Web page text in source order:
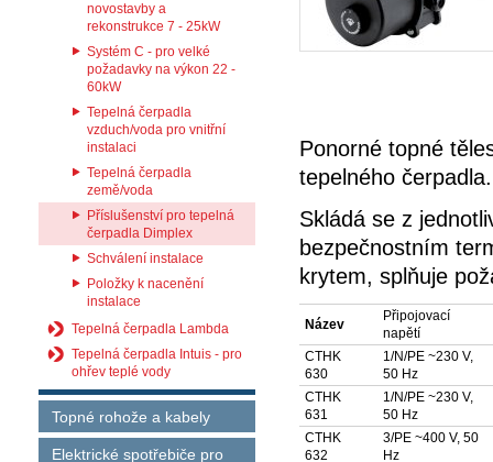
novostavby a
rekonstrukce 7 - 25kW
Systém C - pro velké
požadavky na výkon 22 -
60kW
Tepelná čerpadla
vzduch/voda pro vnitřní
instalaci
Tepelná čerpadla
země/voda
Příslušenství pro tepelná
čerpadla Dimplex
Schválení instalace
Položky k nacenění
instalace
Tepelná čerpadla Lambda
Tepelná čerpadla Intuis - pro
ohřev teplé vody
Topné rohože a kabely
Elektrické spotřebiče pro
Ponorné topné
tepelného čerpadla.
Skládá se z
bezpečnostním
krytem, splňuje
Název
Připojovací
napětí
CTHK
630
1/N/PE ~230 V,
50 Hz
CTHK
631
1/N/PE ~230 V,
50 Hz
CTHK
632
3/PE ~400 V, 50
Hz